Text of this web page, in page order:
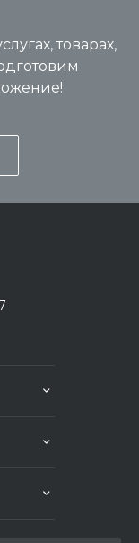
товарах,